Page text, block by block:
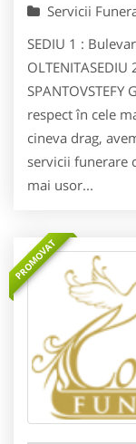
Servicii
SEDIU 1 :
SPANTOVSTEFY
respect în cele
cineva drag,
servicii funerare
mai usor...
PROMOVAT